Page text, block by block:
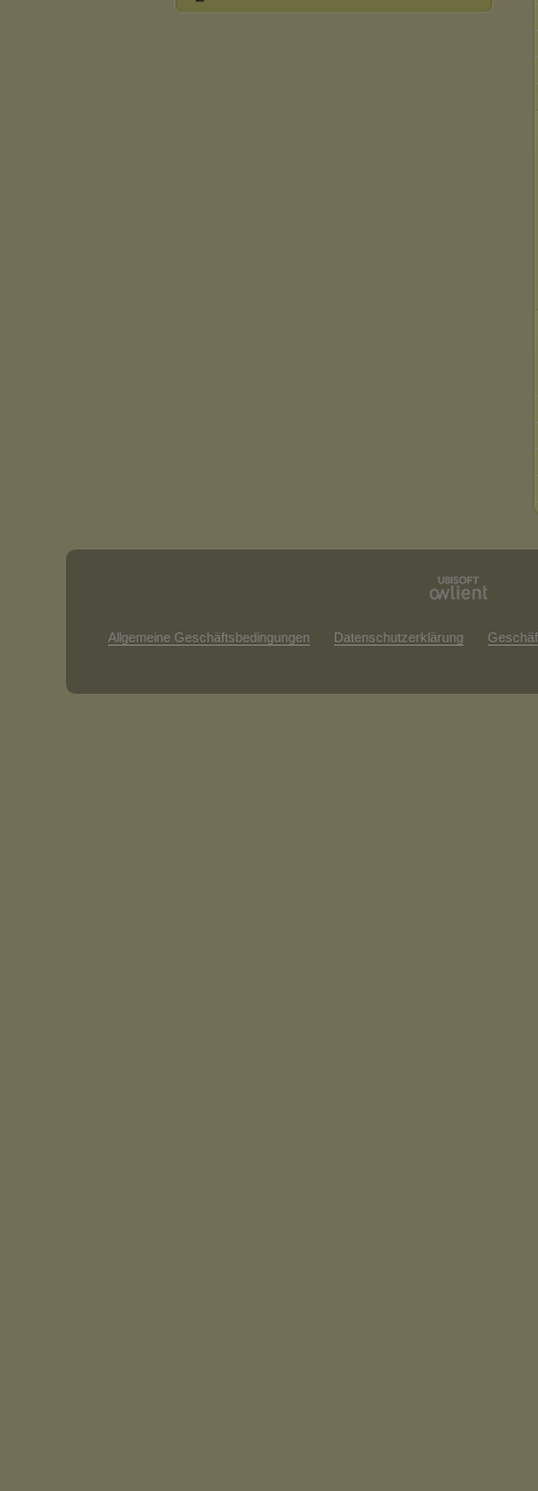
Allgemeine Geschäftsbedingungen Datenschutzerklärung